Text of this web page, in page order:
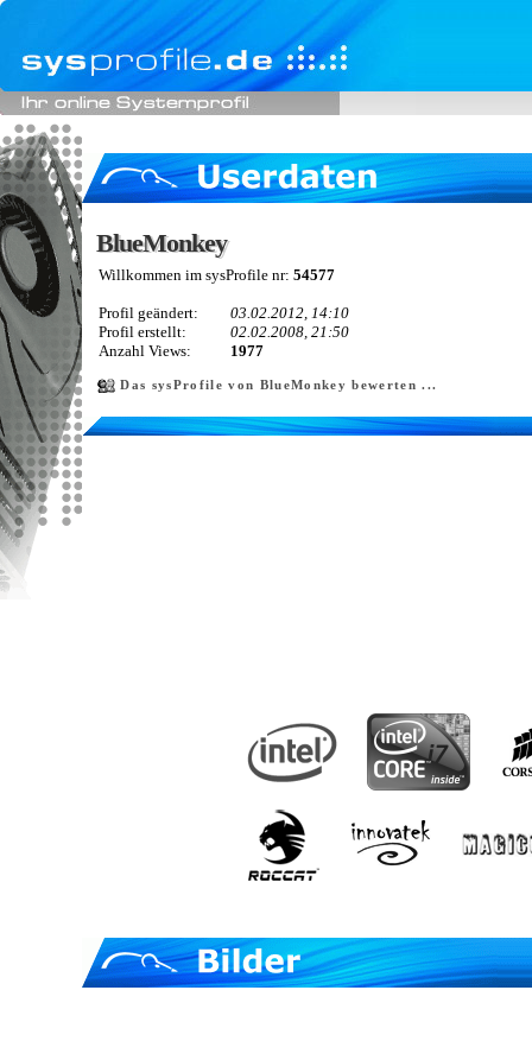
BlueMonkey
BlueMonkey
Willkommen im sysProfile nr: 54577
Profil geändert:
03.02.2012, 14:10
Profil erstellt:
02.02.2008, 21:50
Anzahl Views:
1977
Das sysProfile von BlueMonkey bewerten ...